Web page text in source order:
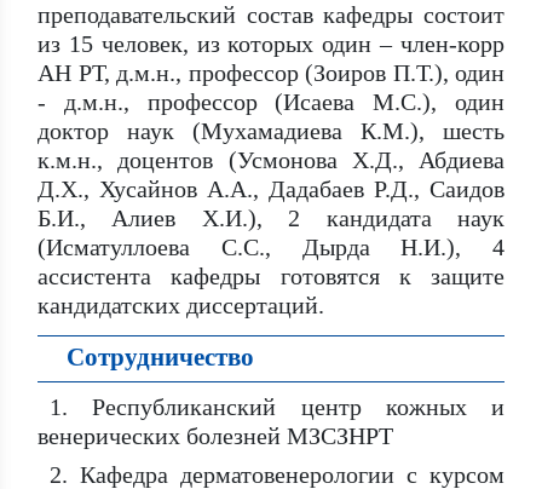
преподавательский состав кафедры состоит
из 15 человек, из которых один – член-корр
АН РТ, д.м.н., профессор (Зоиров П.Т.), один
- д.м.н., профессор (Исаева М.С.), один
доктор наук (Мухамадиева К.М.), шесть
к.м.н., доцентов (Усмонова Х.Д., Абдиева
Д.Х., Хусайнов А.А., Дадабаев Р.Д., Саидов
Б.И., Алиев Х.И.), 2 кандидата наук
(Исматуллоева С.С., Дырда Н.И.), 4
ассистента кафедры готовятся к защите
кандидатских диссертаций.
Сотрудничество
1. Республиканский центр кожных и
венерических болезней МЗСЗНРТ
2. Кафедра дерматовенерологии с курсом